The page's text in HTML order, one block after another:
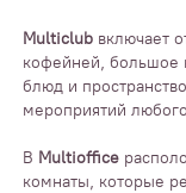
Multiclub включает
кофейней, большое
блюд и
мероприятий
В Multioffice
комнаты, которые